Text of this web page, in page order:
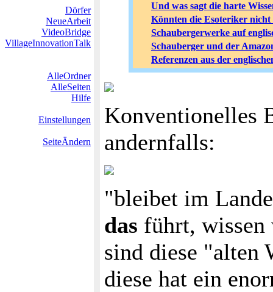
Dörfer
NeueArbeit
VideoBridge
VillageInnovationTalk
AlleOrdner
AlleSeiten
Hilfe
Einstellungen
SeiteÄndern
Und was sagt die harte
Könnten die Esoteriker
Schaubergerwerke auf
Schauberger und der
Referenzen aus der
Konventionelles
andernfalls:
"bleibet im
das führt, wissen
sind diese "alten
diese hat ein